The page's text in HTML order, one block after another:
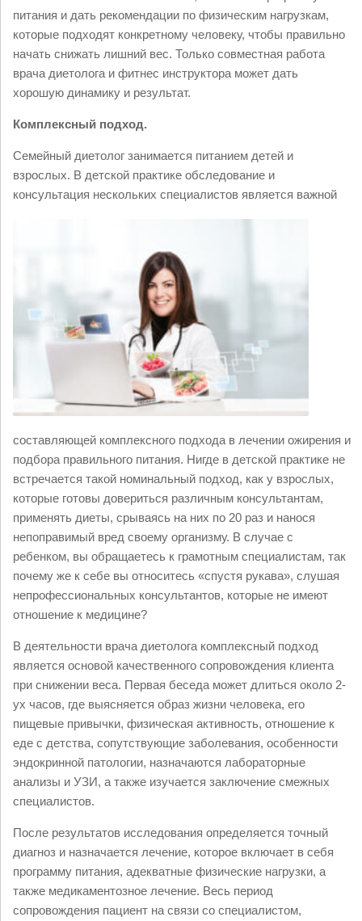
питания и дать рекомендации по физическим нагрузкам,
которые подходят конкретному человеку, чтобы правильно
начать снижать лишний вес. Только совместная работа
врача диетолога и фитнес инструктора может дать
хорошую динамику и результат.
Комплексный подход.
Семейный диетолог занимается питанием детей и
взрослых. В детской практике обследование и
консультация нескольких специалистов является важной
составляющей комплексного подхода в лечении ожирения и
подбора правильного питания. Нигде в детской практике не
встречается такой номинальный подход, как у взрослых,
которые готовы довериться различным консультантам,
применять диеты, срываясь на них по 20 раз и нанося
непоправимый вред своему организму. В случае с
ребенком, вы обращаетесь к грамотным специалистам, так
почему же к себе вы относитесь «спустя рукава», слушая
непрофессиональных консультантов, которые не имеют
отношение к медицине?
В деятельности врача диетолога комплексный подход
является основой качественного сопровождения клиента
при снижении веса. Первая беседа может длиться около 2-
ух часов, где выясняется образ жизни человека, его
пищевые привычки, физическая активность, отношение к
еде с детства, сопутствующие заболевания, особенности
эндокринной патологии, назначаются лабораторные
анализы и УЗИ, а также изучается заключение смежных
специалистов.
После результатов исследования определяется точный
диагноз и назначается лечение, которое включает в себя
программу питания, адекватные физические нагрузки, а
также медикаментозное лечение. Весь период
сопровождения пациент на связи со специалистом,